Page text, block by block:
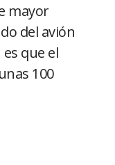
mayor
del avión
que el
100